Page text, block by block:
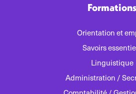
Formations
Orientation et
Savoirs
Linguistique
Administration /